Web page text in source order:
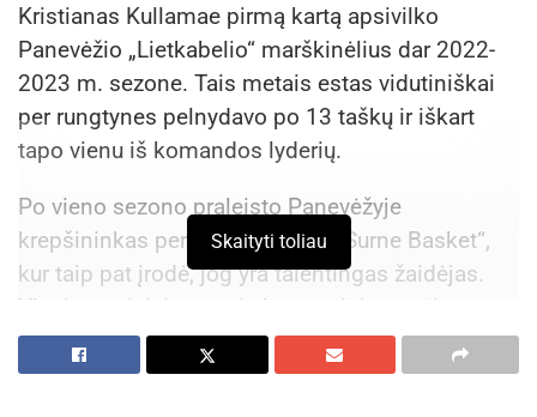
Kristianas Kullamae pirmą kartą apsivilko
Panevėžio „Lietkabelio“ marškinėlius dar 2022-
2023 m. sezone. Tais metais estas vidutiniškai
per rungtynes pelnydavo po 13 taškų ir iškart
tapo vienu iš komandos lyderių.
Po vieno sezono praleisto Panevėžyje
krepšininkas persikėlė į Bilbao „Surne Basket“,
kur taip pat įrodė, jog yra talentingas žaidėjas.
Visgi antraisiais metais komandoje gynėjas
patyrė pirmą rimtą karjeros traumą, kuri jį išėmė
iš ekipos rotacijos.
Skaityti toliau